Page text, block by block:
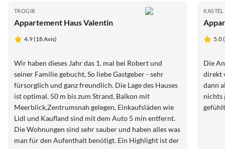
TROGIR
Appartement Haus Valentin
4.9 (18 Avis)
Wir haben dieses Jahr das 1. mal bei Robert und
seiner Familie gebucht, So liebe Gastgeber - sehr
fürsorglich und ganz freundlich. Die Lage des Hauses
ist optimal. 50 m bis zum Strand, Balkon mit
Meerblick,Zentrumsnah gelegen, Einkaufsläden wie
Lidl und Kaufland sind mit dem Auto 5 min entfernt.
Die Wohnungen sind sehr sauber und haben alles was
man für den Aufenthalt benötigt. Ein Highlight ist der
5.0
Die
direkt
dann
nichts